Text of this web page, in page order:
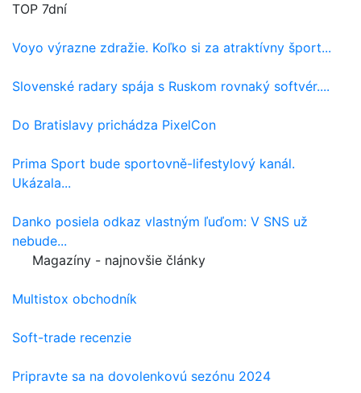
TOP 7dní
Voyo výrazne zdražie. Koľko si za atraktívny šport...
Slovenské radary spája s Ruskom rovnaký softvér....
Do Bratislavy prichádza PixelCon
Prima Sport bude sportovně-lifestylový kanál.
Ukázala...
Danko posiela odkaz vlastným ľuďom: V SNS už
nebude...
Magazíny - najnovšie články
Multistox obchodník
Soft-trade recenzie
Pripravte sa na dovolenkovú sezónu 2024